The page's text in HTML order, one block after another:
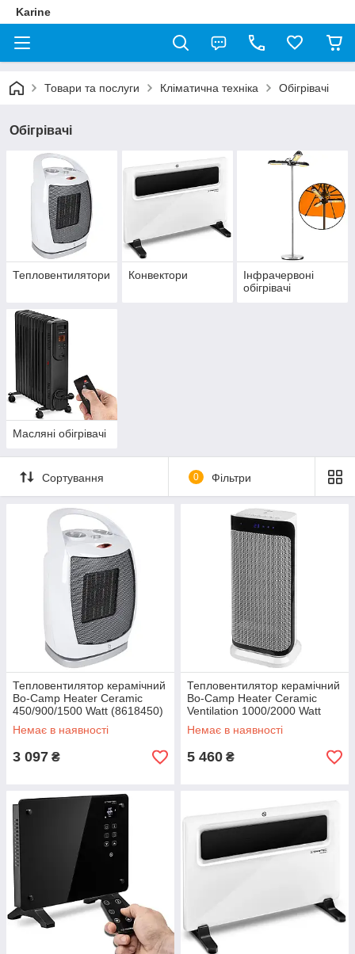
Karine
Товари та послуги Кліматична техніка Обігрівачі
Обігрівачі
Тепловентилятори Конвектори
Інфрачервоні
обігрівачі
Масляні обігрівачі
Сортування 0 Фільтри
Тепловентилятор керамічний
Bo-Camp Heater Ceramic
450/900/1500 Watt (8618450)
Немає в наявності
3 097 ₴
Тепловентилятор керамічний
Bo-Camp Heater Ceramic
Ventilation 1000/2000 Watt
(8618460)
Немає в наявності
5 460 ₴